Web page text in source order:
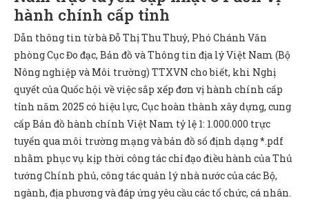
hành chính cấp tỉnh
Dẫn thông tin từ bà Đỗ Thị Thu Thuỷ, Phó Chánh Văn
phòng Cục Đo đạc, Bản đồ và Thông tin địa lý Việt Nam (Bộ
Nông nghiệp và Môi trường) TTXVN cho biết, khi Nghị
quyết của Quốc hội về việc sắp xếp đơn vị hành chính cấp
tỉnh năm 2025 có hiệu lực, Cục hoàn thành xây dựng, cung
cấp Bản đồ hành chính Việt Nam tỷ lệ 1: 1.000.000 trực
tuyến qua môi trường mạng và bản đồ số định dạng *.pdf
nhằm phục vụ kịp thời công tác chỉ đạo điều hành của Thủ
tướng Chính phủ, công tác quản lý nhà nước của các Bộ,
ngành, địa phương và đáp ứng yêu cầu các tổ chức, cá nhân.